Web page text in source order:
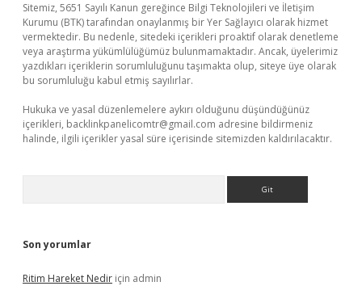
Sitemiz, 5651 Sayılı Kanun gereğince Bilgi Teknolojileri ve İletişim
Kurumu (BTK) tarafından onaylanmış bir Yer Sağlayıcı olarak hizmet
vermektedir. Bu nedenle, sitedeki içerikleri proaktif olarak denetleme
veya araştırma yükümlülüğümüz bulunmamaktadır. Ancak, üyelerimiz
yazdıkları içeriklerin sorumluluğunu taşımakta olup, siteye üye olarak
bu sorumluluğu kabul etmiş sayılırlar.
Hukuka ve yasal düzenlemelere aykırı olduğunu düşündüğünüz
içerikleri, backlinkpanelicomtr@gmail.com adresine bildirmeniz
halinde, ilgili içerikler yasal süre içerisinde sitemizden kaldırılacaktır.
Son yorumlar
Ritim Hareket Nedir için admin